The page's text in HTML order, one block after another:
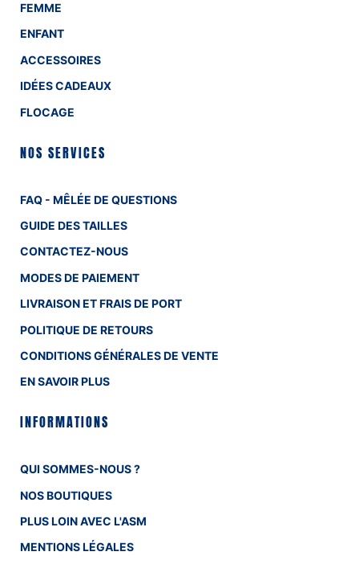
FEMME
ENFANT
ACCESSOIRES
IDÉES CADEAUX
FLOCAGE
NOS SERVICES
FAQ - MÊLÉE DE QUESTIONS
GUIDE DES TAILLES
CONTACTEZ-NOUS
MODES DE PAIEMENT
LIVRAISON ET FRAIS DE PORT
POLITIQUE DE RETOURS
CONDITIONS GÉNÉRALES DE VENTE
EN SAVOIR PLUS
INFORMATIONS
QUI SOMMES-NOUS ?
NOS BOUTIQUES
PLUS LOIN AVEC L'ASM
MENTIONS LÉGALES